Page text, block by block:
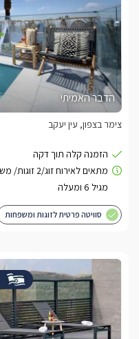
הדבר האמיתי
צימר בצפון, עין יעקב
סוויטה פרטית לזוגות ומשפחות